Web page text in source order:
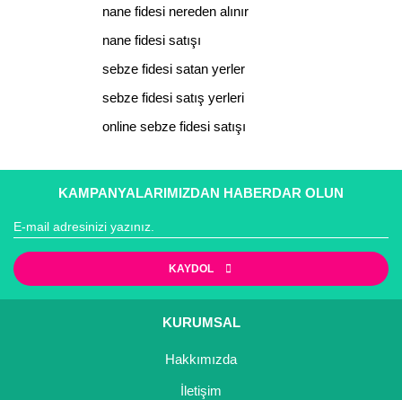
Ürün bilgilerinde hatalar bulunuyor.
Ürün fiyatı diğer sitelerden daha pahalı.
Bu ürüne benzer farklı alternatifler olmalı.
nane fidesi nereden alınır
nane fidesi satışı
sebze fidesi satan yerler
sebze fidesi satış yerleri
online sebze fidesi satışı
KAMPANYALARIMIZDAN HABERDAR OLUN
KAYDOL
KURUMSAL
Hakkımızda
İletişim